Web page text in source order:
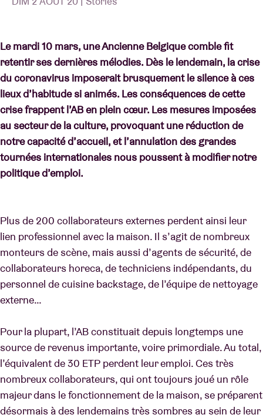
Le mardi 10 mars, une Ancienne Belgique comble fit
retentir ses dernières mélodies. Dès le lendemain, la crise
du coronavirus imposerait brusquement le silence à ces
lieux d’habitude si animés. Les conséquences de cette
crise frappent l’AB en plein cœur. Les mesures imposées
au secteur de la culture, provoquant une réduction de
notre capacité d’accueil, et l’annulation des grandes
tournées internationales nous poussent à modifier notre
politique d’emploi.
Plus de 200 collaborateurs externes perdent ainsi leur
lien professionnel avec la maison. Il s’agit de nombreux
monteurs de scène, mais aussi d’agents de sécurité, de
collaborateurs horeca, de techniciens indépendants, du
personnel de cuisine backstage, de l’équipe de nettoyage
externe…
Pour la plupart, l’AB constituait depuis longtemps une
source de revenus importante, voire primordiale. Au total,
l’équivalent de 30 ETP perdent leur emploi. Ces très
nombreux collaborateurs, qui ont toujours joué un rôle
majeur dans le fonctionnement de la maison, se préparent
désormais à des lendemains très sombres au sein de leur